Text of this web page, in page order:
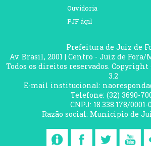
Ouvidoria
PJF ágil
Prefeitura de Juiz de
Av. Brasil, 2001 | Centro - Juiz de Fora/
Todos os direitos reservados. Copyright
3.2
E-mail institucional:
Telefone: (32) 3690-
CNPJ: 18.338.178/0001-
Razão social: Municipio de